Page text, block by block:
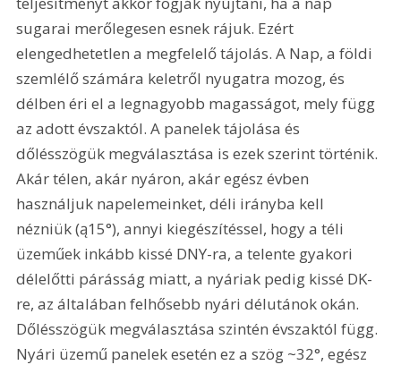
sugarai merőlegesen esnek rájuk. Ezért
elengedhetetlen a megfelelő tájolás. A Nap, a földi
szemlélő számára keletről nyugatra mozog, és
délben éri el a legnagyobb magasságot, mely függ
az adott évszaktól. A panelek tájolása és
dőlésszögük megválasztása is ezek szerint történik.
Akár télen, akár nyáron, akár egész évben
használjuk napelemeinket, déli irányba kell
nézniük (ą15°), annyi kiegészítéssel, hogy a téli
üzeműek inkább kissé DNY-ra, a telente gyakori
délelőtti párásság miatt, a nyáriak pedig kissé DK-
re, az általában felhősebb nyári délutánok okán.
Dőlésszögük megválasztása szintén évszaktól függ.
Nyári üzemű panelek esetén ez a szög ~32°, egész